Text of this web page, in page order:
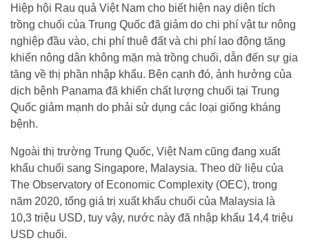
Hiệp hội Rau quả Việt Nam cho biết hiện nay diện tích
trồng chuối của Trung Quốc đã giảm do chi phí vật tư nông
nghiệp đầu vào, chi phí thuê đất và chi phí lao động tăng
khiến nông dân không mặn mà trồng chuối, dẫn đến sự gia
tăng về thị phần nhập khẩu. Bên cạnh đó, ảnh hưởng của
dịch bệnh Panama đã khiến chất lượng chuối tại Trung
Quốc giảm mạnh do phải sử dụng các loại giống kháng
bệnh.
Ngoài thị trường Trung Quốc, Việt Nam cũng đang xuất
khẩu chuối sang Singapore, Malaysia. Theo dữ liệu của
The Observatory of Economic Complexity (OEC), trong
năm 2020, tổng giá trị xuất khẩu chuối của Malaysia là
10,3 triệu USD, tuy vậy, nước này đã nhập khẩu 14,4 triệu
USD chuối.